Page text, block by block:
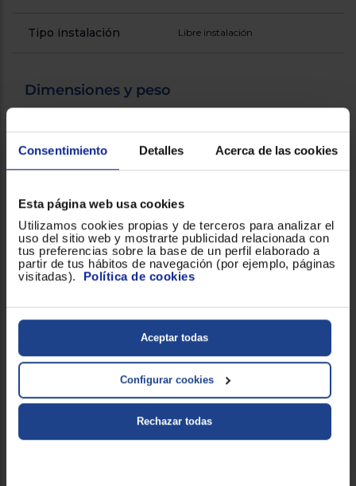
Consentimiento Detalles Acerca de las cookies
Esta página web usa cookies
Utilizamos cookies propias y de terceros para analizar el
uso del sitio web y mostrarte publicidad relacionada con
tus preferencias sobre la base de un perfil elaborado a
partir de tus hábitos de navegación (por ejemplo, páginas
visitadas). Política de cookies
Aceptar todas
Configurar cookies
Rechazar todas
Tipo instalación Libre instalación
Dimensiones y peso
Altura (mm)
Anchura (mm) 600
Profundidad (mm) 600
Consumo
Consumo de agua por
lavado (Litros)
9.5
Consumo de energía
258